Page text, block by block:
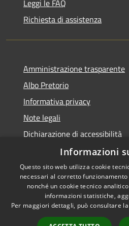
Leggi le FAQ
Richiesta di assistenza
Amministrazione trasparente
Albo Pretorio
Informativa privacy
Note legali
Dichiarazione di accessibilità
Accessibilità
Privacy
Informazioni
Questo sito web utilizza cookie
necessari al corretto
nonché un cookie tecnico
informazioni statistiche,
Per maggiori dettagli, può consultare